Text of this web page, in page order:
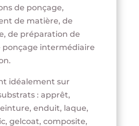
de ponçage,
de matière, de
de préparation de
ponçage intermédiaire
idéalement sur
: apprêt,
enduit, laque,
gelcoat, composite,